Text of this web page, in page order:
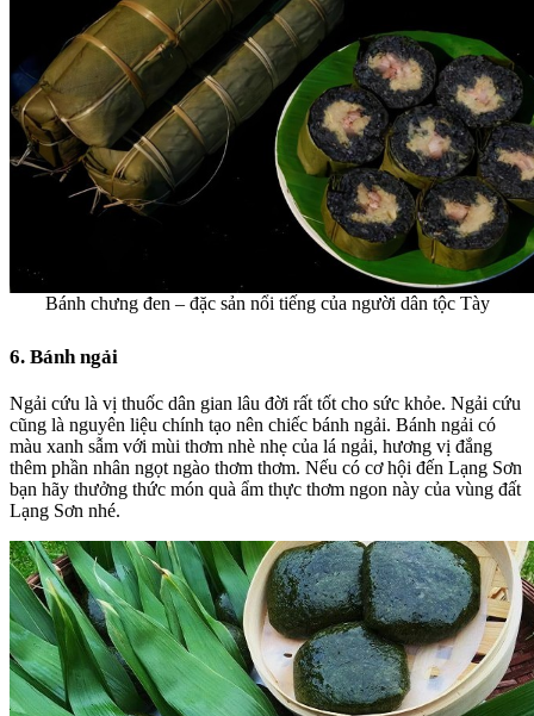
Bánh chưng đen – đặc sản nổi tiếng của người dân tộc Tày
6. Bánh ngải
Ngải cứu là vị thuốc dân gian lâu đời rất tốt cho sức khỏe. Ngải cứu
cũng là nguyên liệu chính tạo nên chiếc bánh ngải. Bánh ngải có
màu xanh sẫm với mùi thơm nhè nhẹ của lá ngải, hương vị đắng
thêm phần nhân ngọt ngào thơm thơm. Nếu có cơ hội đến Lạng Sơn
bạn hãy thưởng thức món quà ẩm thực thơm ngon này của vùng đất
Lạng Sơn nhé.